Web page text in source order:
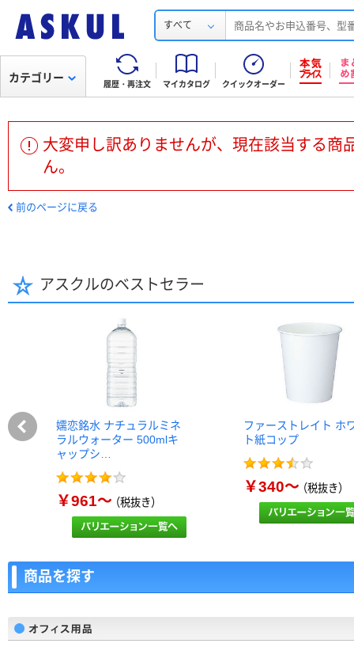
すべて
履歴・再注文 マイカタログ クイックオーダー
カテゴリー
大変申し訳ありませんが、現在該当する商
ん。
前のページに戻る
アスクルのベストセラー
嬬恋銘水 ナチュラルミネ
ラルウォーター 500mlキ
ャップシ…
￥961～（税抜き）
ファーストレイト ホ
ト紙コップ
￥340～（税抜き）
商品を探す